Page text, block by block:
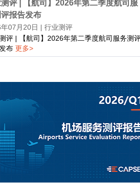
评 | 【航司】2026年第二季度航司服
报告发布
07月20日 | 行业测评
评 | 【航司】2026年第二季度航司服务测
布 更多>